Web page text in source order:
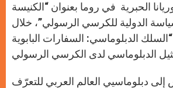
الحبرية في روما بعنوان “الكنيسة
الدولية للكرسي الرسولي”، خلال
الدبلوماسي: السفارات البابوية
إلى دبلوماسيي العالم العربي للتعرّف